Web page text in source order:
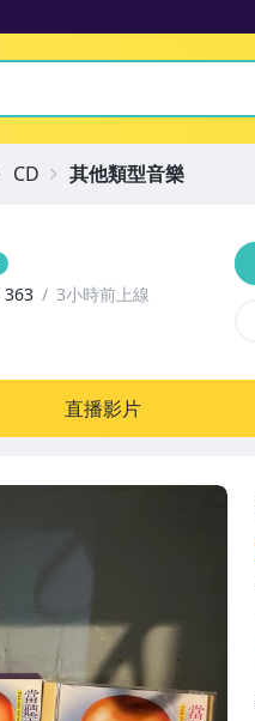
363
3小時前上線
直播影片
CD 其他類型音樂